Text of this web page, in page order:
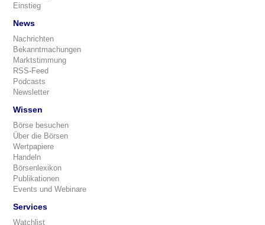
Einstieg
News
Nachrichten
Bekanntmachungen
Marktstimmung
RSS-Feed
Podcasts
Newsletter
Wissen
Börse besuchen
Über die Börsen
Wertpapiere
Handeln
Börsenlexikon
Publikationen
Events und Webinare
Services
Watchlist